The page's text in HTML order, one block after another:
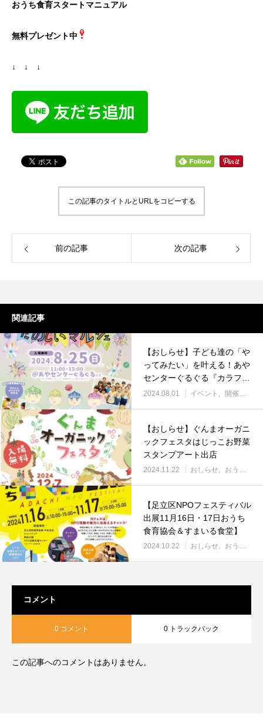
おうち食育スタートマニュアル
無料プレゼント中
↓ ↓ ↓
この記事のタイトルとURLをコピーする
前の記事 次の記事
関連記事
【おしらせ】子ども達の「や
ってみたい」を叶える！あや
センターぐるぐる『カラフル
たのしいマルシェ』
2024.08.01 イベント 開催報告
【おしらせ】ぐんまオーガニ
ックフェスタはじっこお野菜
スタンプアート出店
2024.11.22 おしらせ おうち食育
【足立区NPOフェスティバル
出展11月16日・17日おうち
食育協会＆すまいる食堂】
2024.10.22 おしらせ おうち食育
コメント
0 コメント 0 トラックバック
この記事へのコメントはありません。